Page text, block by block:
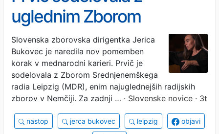
uglednim Zborom
Srednjenemškega radia
Leipzig in navdušila!
(FOTO)
Slovenska zborovska dirigentka Jerica
Bukovec je naredila nov pomemben
korak v mednarodni karieri. Prvič je
sodelovala z Zborom Srednjenemškega
radia Leipzig (MDR), enim najuglednejših radijskih
zborov v Nemčiji. Za zadnji … · Slovenske novice · 3t
nastop jerca bukovec leipzig objavi